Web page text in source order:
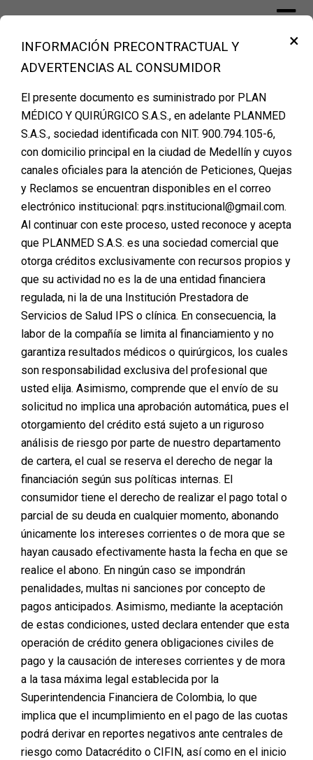
Financiación Cirugía Plástica Medellín
– PLANMED
Formas de Pago en
Planmed: Flexibilidad para
tu Cirugía Plástica
Posted onenero 31, 2025
En Planmed, sabemos que cada persona tiene
de financiar su cirugía plástica. Por eso, ofrecemos
diversas opciones de pago que se adaptan a tu
comodidad y facilitan el acceso a tu procedimiento de
forma segura y sin complicaciones.
A continuación, te explicamos las diferentes formas de
pago que tienes disponibles al momento de financiar tu
cirugía con nosotros.
1. Transferencia Bancaria
Si prefieres realizar pagos de manera rápida y segura
desde tu cuenta bancaria, puedes optar por la
pagos desde cualquier lugar sin necesidad de
desplazarte, asegurando que tu dinero llegue
directamente a su destino de forma confiable.
2. Pago en Efectivo
Para quienes prefieren pagar en físico, aceptamos
pagos en efectivo en nuestras oficinas o en los puntos
de pago autorizados. Si eliges esta opción, asegúrate
de solicitar tu comprobante de pago para mayor
seguridad y control.
3. Tarjeta de Crédito
Otra opción conveniente es el pago con tarjeta de
crédito. Puedes elegir pagar el valor total o dividirlo en
cuotas según las condiciones de tu entidad bancaria.
Esta alternativa es ideal si deseas distribuir los pagos
×
INFORMACIÓN PRECONTRACTUAL Y
ADVERTENCIAS AL CONSUMIDOR
El presente documento es suministrado por PLAN
MÉDICO Y QUIRÚRGICO S.A.S., en adelante PLANMED
S.A.S., sociedad identificada con NIT. 900.794.105-6,
con domicilio principal en la ciudad de Medellín y cuyos
canales oficiales para la atención de Peticiones, Quejas
y Reclamos se encuentran disponibles en el correo
electrónico institucional: pqrs.institucional@gmail.com.
Al continuar con este proceso, usted reconoce y acepta
que PLANMED S.A.S. es una sociedad comercial que
otorga créditos exclusivamente con recursos propios y
que su actividad no es la de una entidad financiera
regulada, ni la de una Institución Prestadora de
Servicios de Salud IPS o clínica. En consecuencia, la
labor de la compañía se limita al financiamiento y no
garantiza resultados médicos o quirúrgicos, los cuales
son responsabilidad exclusiva del profesional que
usted elija. Asimismo, comprende que el envío de su
solicitud no implica una aprobación automática, pues el
otorgamiento del crédito está sujeto a un riguroso
análisis de riesgo por parte de nuestro departamento
de cartera, el cual se reserva el derecho de negar la
financiación según sus políticas internas. El
consumidor tiene el derecho de realizar el pago total o
parcial de su deuda en cualquier momento, abonando
únicamente los intereses corrientes o de mora que se
hayan causado efectivamente hasta la fecha en que se
realice el abono. En ningún caso se impondrán
penalidades, multas ni sanciones por concepto de
pagos anticipados. Asimismo, mediante la aceptación
de estas condiciones, usted declara entender que esta
operación de crédito genera obligaciones civiles de
pago y la causación de intereses corrientes y de mora
a la tasa máxima legal establecida por la
Superintendencia Financiera de Colombia, lo que
implica que el incumplimiento en el pago de las cuotas
podrá derivar en reportes negativos ante centrales de
riesgo como Datacrédito o CIFIN, así como en el inicio